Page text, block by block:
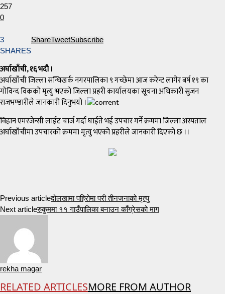
257
0
3
SHARES
ShareTweetSubscribe
अर्घाखाँची, १६ भदौ ।
अर्घाखाँची जिल्ला सन्धिखर्क नगरपालिका ९ गच्छेमा आज करेन्ट लागेर बर्ष १९ का
गोविन्द विकको मृत्यु भएको जिल्ला प्रहरी कार्यालयका सूचना अधिकारी सुजन
राजभण्डारीले जानकारी दिनुभयो ।
विहान एमरजेन्सी लाईट चार्ज गर्दा घाईते भई उपचार गर्ने क्रममा जिल्ला अस्पताल
अर्घाखाँचीमा उपचारको क्रममा मृत्यु भएको प्रहरीले जानकारी दिएको छ ।।
Previous articleदोलखामा पहिरोमा परी तीनजनाको मृत्यु
Next articleरुकुममा ११ गाउँपालिका बनाउन काँग्रेसको माग
rekha magar
RELATED ARTICLESMORE FROM AUTHOR